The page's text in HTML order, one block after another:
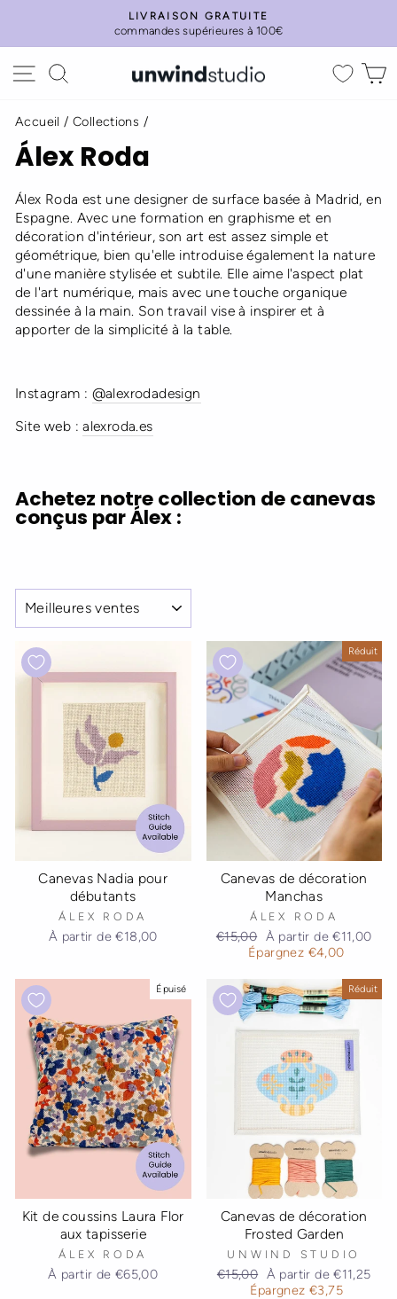
contenu
Diaporama
LIVRAISON GRATUITE
commandes supérieures à 100€
NavigationRechercher
Accueil / Collections /
Álex Roda
Álex Roda est une designer de surface basée à Madrid, en
Espagne. Avec une formation en graphisme et en
décoration d'intérieur, son art est assez simple et
géométrique, bien qu'elle introduise également la nature
d'une manière stylisée et subtile. Elle aime l'aspect plat
de l'art numérique, mais avec une touche organique
dessinée à la main. Son travail vise à inspirer et à
apporter de la simplicité à la table.
Instagram : @alexrodadesign
Site web :alexroda.es
Achetez notre collection de canevas
conçus par Álex :
Canevas Nadia pour
débutants
ÁLEX RODA
À partir de€18,00
Réduit
Canevas de décoration
Manchas
ÁLEX RODA
Prix
régulier
€15,00 Prix
réduit
À partir de€11,00
Épargnez €4,00
Épuisé
Kit de coussins Laura Flor
aux tapisserie
ÁLEX RODA
À partir de €65,00
Réduit
Canevas de décoration
Frosted Garden
UNWIND STUDIO
Prix
régulier
€15,00 Prix
réduit
À partir de€11,25
Épargnez€3,75